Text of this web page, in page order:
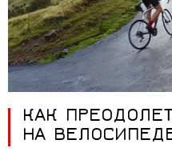
КАК
НА